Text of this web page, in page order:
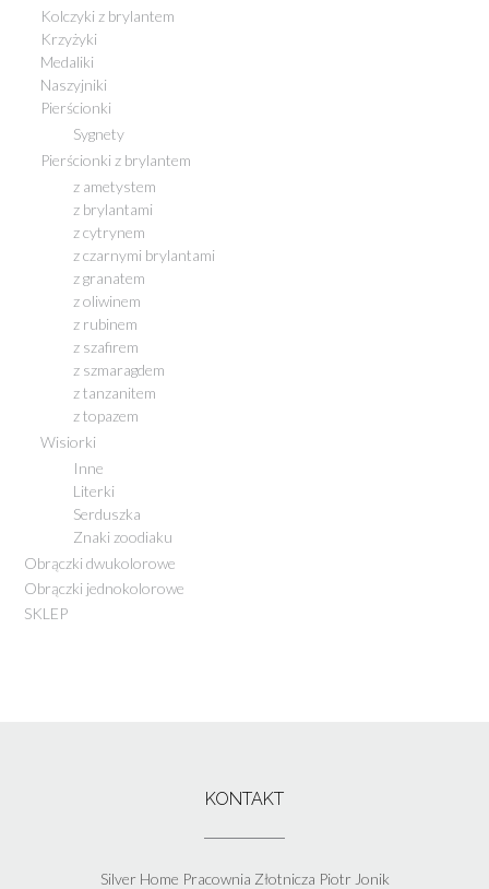
Kolczyki z brylantem
Krzyżyki
Medaliki
Naszyjniki
Pierścionki
Sygnety
Pierścionki z brylantem
z ametystem
z brylantami
z cytrynem
z czarnymi brylantami
z granatem
z oliwinem
z rubinem
z szafirem
z szmaragdem
z tanzanitem
z topazem
Wisiorki
Inne
Literki
Serduszka
Znaki zoodiaku
Obrączki dwukolorowe
Obrączki jednokolorowe
SKLEP
KONTAKT
Silver Home Pracownia Złotnicza Piotr Jonik